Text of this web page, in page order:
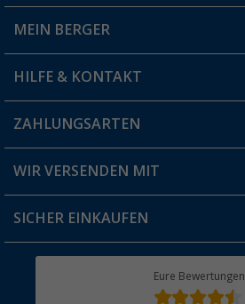
Filiale finden
MEIN BERGER
Vorteilskarte
Blog
Jobs & Karriere
HILFE & KONTAKT
FAQ & Kontakt
Versandinformationen
Rücksendung
ZAHLUNGSARTEN
WIR VERSENDEN MIT
SICHER EINKAUFEN
Eure Bewertungen